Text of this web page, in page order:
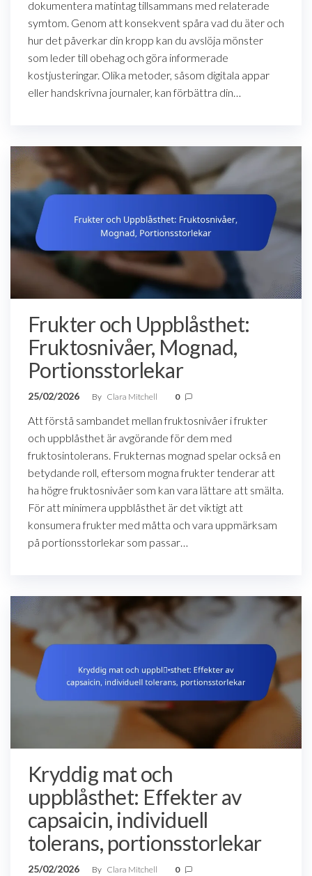
dokumentera matintag tillsammans med relaterade
symtom. Genom att konsekvent spåra vad du äter och
hur det påverkar din kropp kan du avslöja mönster
som leder till obehag och göra informerade
kostjusteringar. Olika metoder, såsom digitala appar
eller handskrivna journaler, kan förbättra din…
Frukter och Uppblåsthet:
Fruktosnivåer, Mognad,
Portionsstorlekar
25/02/2026 By Clara Mitchell 0
Att förstå sambandet mellan fruktosnivåer i frukter
och uppblåsthet är avgörande för dem med
fruktosintolerans. Frukternas mognad spelar också en
betydande roll, eftersom mogna frukter tenderar att
ha högre fruktosnivåer som kan vara lättare att smälta.
För att minimera uppblåsthet är det viktigt att
konsumera frukter med måtta och vara uppmärksam
på portionsstorlekar som passar…
Kryddig mat och
uppblåsthet: Effekter av
capsaicin, individuell
tolerans, portionsstorlekar
25/02/2026 By Clara Mitchell 0